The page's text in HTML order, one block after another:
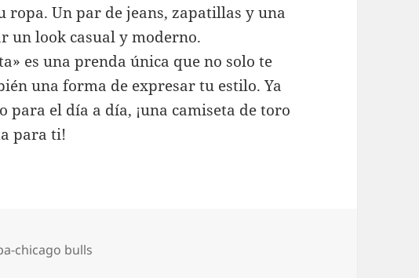
ropa. Un par de jeans, zapatillas y una
un look casual y moderno.
es una prenda única que no solo te
una forma de expresar tu estilo. Ya
para el día a día, ¡una camiseta de toro
para ti!
chicago bulls